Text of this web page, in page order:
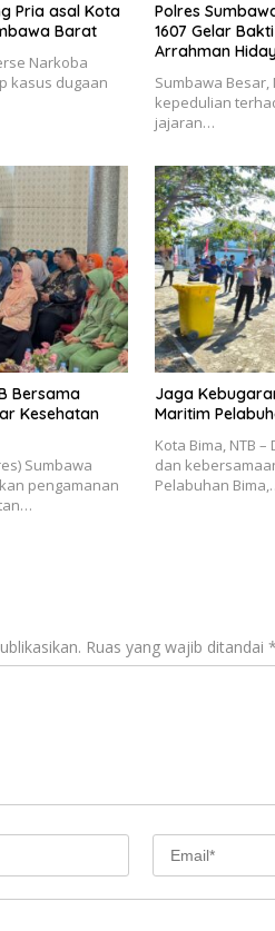
Pria asal Kota
Barat
Narkoba
kasus dugaan
Polres
1607 Gelar
Arrahman
Sumbawa
kepedulian
jajaran…
Bersama
Kesehatan
Sumbawa
pengamanan
Jaga
Maritim
Kota Bima, NTB
dan
Pelabuhan
Ruas yang wajib ditandai *